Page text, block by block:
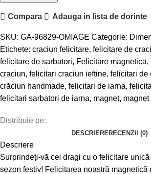
Compara Adauga in lista de dorinte
SKU: GA-96829-OMIAGE Categorie:
Etichete: craciun felicitare, felicitare de
felicitare de sarbatori, Felicitare magnetica,
craciun, felicitari craciun ieftine, felicitari de
crăciun handmade, felicitari de iarna,
felicitari sarbatori de iarna, magnet,
Distribuie pe:
DESCRIERE RECENZII (0)
Descriere
Surprindeți-vă cei dragi cu o felicitare
sezon festiv! Felicitarea noastră magnetică